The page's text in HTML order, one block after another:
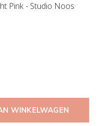
Pink - Studio Noos
WINKELWAGEN